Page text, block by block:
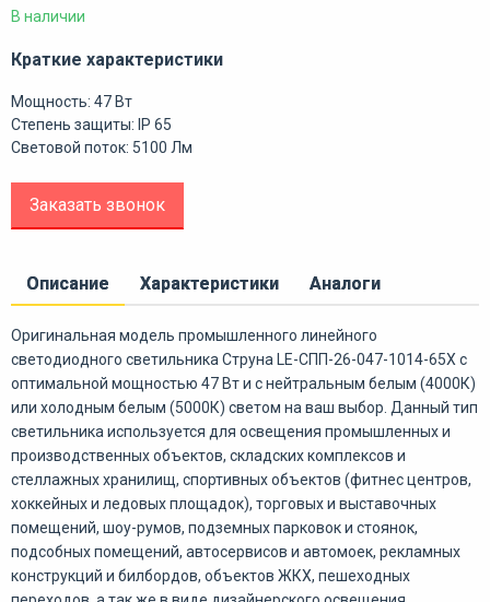
В наличии
Краткие характеристики
Мощность: 47 Вт
Степень защиты: IP 65
Световой поток: 5100 Лм
Заказать звонок
Описание Характеристики Аналоги
Оригинальная модель промышленного линейного
светодиодного светильника Струна LE-СПП-26-047-1014-65Х с
оптимальной мощностью 47 Вт и с нейтральным белым (4000К)
или холодным белым (5000К) светом на ваш выбор. Данный тип
светильника используется для освещения промышленных и
производственных объектов, складских комплексов и
стеллажных хранилищ, спортивных объектов (фитнес центров,
хоккейных и ледовых площадок), торговых и выставочных
помещений, шоу-румов, подземных парковок и стоянок,
подсобных помещений, автосервисов и автомоек, рекламных
конструкций и билбордов, объектов ЖКХ, пешеходных